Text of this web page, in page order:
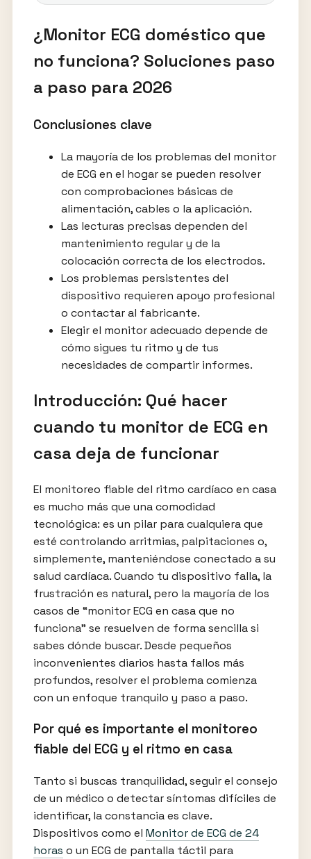
¿Monitor ECG doméstico que
no funciona? Soluciones paso
a paso para 2026
Conclusiones clave
La mayoría de los problemas del monitor
de ECG en el hogar se pueden resolver
con comprobaciones básicas de
alimentación, cables o la aplicación.
Las lecturas precisas dependen del
mantenimiento regular y de la
colocación correcta de los electrodos.
Los problemas persistentes del
dispositivo requieren apoyo profesional
o contactar al fabricante.
Elegir el monitor adecuado depende de
cómo sigues tu ritmo y de tus
necesidades de compartir informes.
Introducción: Qué hacer
cuando tu monitor de ECG en
casa deja de funcionar
El monitoreo fiable del ritmo cardíaco en casa
es mucho más que una comodidad
tecnológica: es un pilar para cualquiera que
esté controlando arritmias, palpitaciones o,
simplemente, manteniéndose conectado a su
salud cardíaca. Cuando tu dispositivo falla, la
frustración es natural, pero la mayoría de los
casos de “monitor ECG en casa que no
funciona” se resuelven de forma sencilla si
sabes dónde buscar. Desde pequeños
inconvenientes diarios hasta fallos más
profundos, resolver el problema comienza
con un enfoque tranquilo y paso a paso.
Por qué es importante el monitoreo
fiable del ECG y el ritmo en casa
Tanto si buscas tranquilidad, seguir el consejo
de un médico o detectar síntomas difíciles de
identificar, la constancia es clave.
Dispositivos como el Monitor de ECG de 24
horas o un ECG de pantalla táctil para